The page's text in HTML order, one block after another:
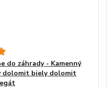
do záhrady - Kamenný
dolomit biely dolomit